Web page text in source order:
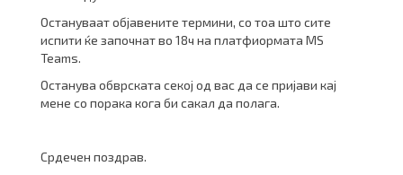
Остануваат објавените термини, со тоа што сите
испити ќе започнат во 18ч на платфиормата MS
Teams.
Останува обврската секој од вас да се пријави кај
мене со порака кога би сакал да полага.
Срдечен поздрав.